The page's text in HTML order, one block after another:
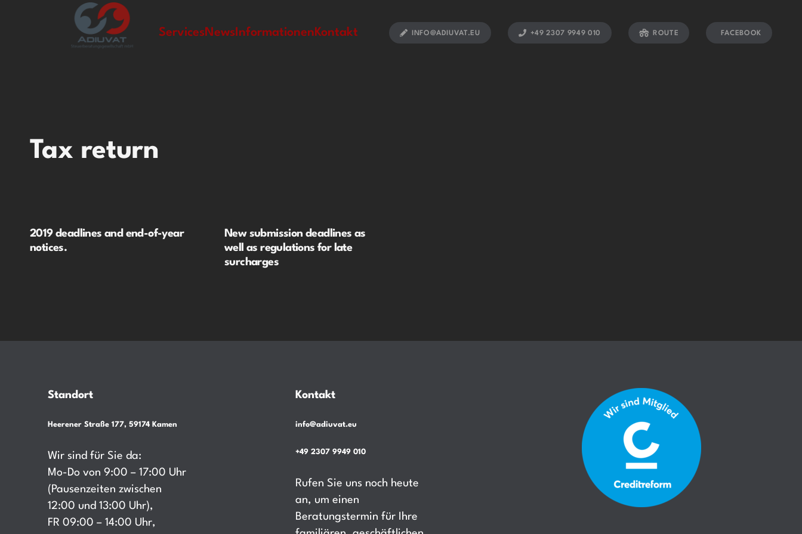
ServicesNewsInformationenKontakt INFO@ADIUVAT.EU +49 2307 9949 010 ROUTE FACEBOOK
Tax return
2019 deadlines and end-of-year
notices.
New submission deadlines as
well as regulations for late
surcharges
Standort
Heerener Straße 177, 59174 Kamen
Wir sind für Sie da:
Mo-Do von 9:00 – 17:00 Uhr
(Pausenzeiten zwischen
12:00 und 13:00 Uhr),
FR 09:00 – 14:00 Uhr,
Kontakt
info@adiuvat.eu
+49 2307 9949 010
Rufen Sie uns noch heute
an, um einen
Beratungstermin für Ihre
jojobet giriş